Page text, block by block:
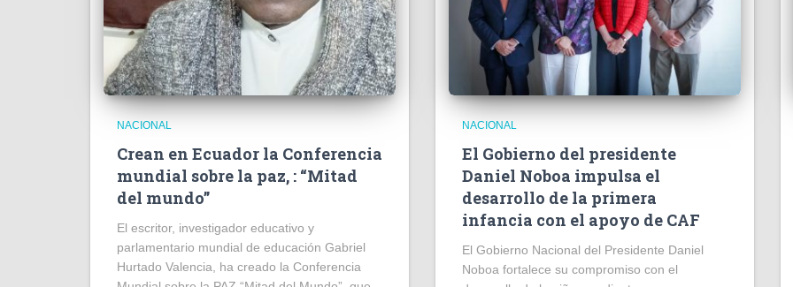
NACIONAL
Crean en Ecuador la Conferencia
mundial sobre la paz, : “Mitad
del mundo”
El escritor, investigador educativo y
parlamentario mundial de educación Gabriel
Hurtado Valencia, ha creado la Conferencia
NACIONAL
El Gobierno del presidente
Daniel Noboa impulsa el
desarrollo de la primera
infancia con el apoyo de CAF
El Gobierno Nacional del Presidente Daniel
Noboa fortalece su compromiso con el